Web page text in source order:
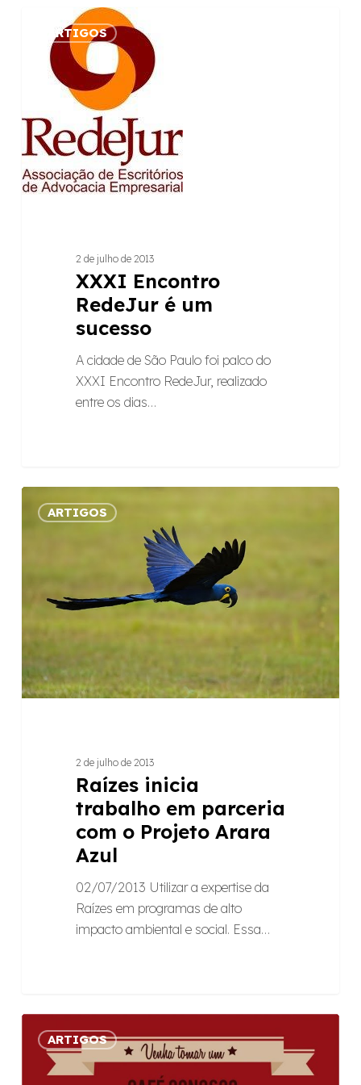
Encontro
RedeJur
sucesso
ARTIGOS
2 de julho de 2013
XXXI Encontro
RedeJur é um
sucesso
A cidade de São Paulo foi palco do
XXXI Encontro RedeJur, realizado
entre os dias…
inicia
com
Projeto
Arara
Azul
ARTIGOS
2 de julho de 2013
Raízes inicia
trabalho em parceria
com o Projeto Arara
Azul
02/07/2013 Utilizar a expertise da
Raízes em programas de alto
impacto ambiental e social. Essa…
faz
encontro
ARTIGOS